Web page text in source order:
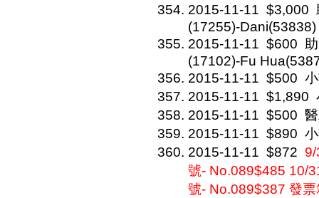
2015-11-11 $3,000
(17255)-Dani(53838)
2015-11-11 $600
(17102)-Fu
2015-11-11 $500
2015-11-11 $1,890
2015-11-11 $500
2015-11-11 $890
2015-11-11 $872
號- No.089$485 10/
號- No.089$387 發票